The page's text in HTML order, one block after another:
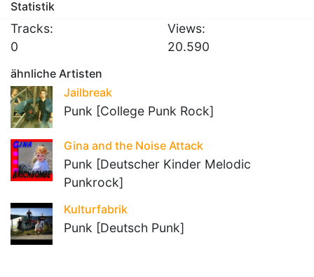
Statistik
Tracks:
0
Views:
20.590
ähnliche Artisten
Jailbreak
Punk [College Punk Rock]
Gina and the Noise Attack
Punk [Deutscher Kinder Melodic
Punkrock]
Kulturfabrik
Punk [Deutsch Punk]